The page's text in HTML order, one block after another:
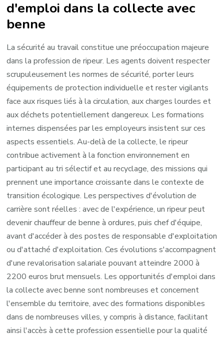
d'emploi dans la collecte avec
benne
La sécurité au travail constitue une préoccupation majeure
dans la profession de ripeur. Les agents doivent respecter
scrupuleusement les normes de sécurité, porter leurs
équipements de protection individuelle et rester vigilants
face aux risques liés à la circulation, aux charges lourdes et
aux déchets potentiellement dangereux. Les formations
internes dispensées par les employeurs insistent sur ces
aspects essentiels. Au-delà de la collecte, le ripeur
contribue activement à la fonction environnement en
participant au tri sélectif et au recyclage, des missions qui
prennent une importance croissante dans le contexte de
transition écologique. Les perspectives d'évolution de
carrière sont réelles : avec de l'expérience, un ripeur peut
devenir chauffeur de benne à ordures, puis chef d'équipe,
avant d'accéder à des postes de responsable d'exploitation
ou d'attaché d'exploitation. Ces évolutions s'accompagnent
d'une revalorisation salariale pouvant atteindre 2000 à
2200 euros brut mensuels. Les opportunités d'emploi dans
la collecte avec benne sont nombreuses et concernent
l'ensemble du territoire, avec des formations disponibles
dans de nombreuses villes, y compris à distance, facilitant
ainsi l'accès à cette profession essentielle pour la qualité